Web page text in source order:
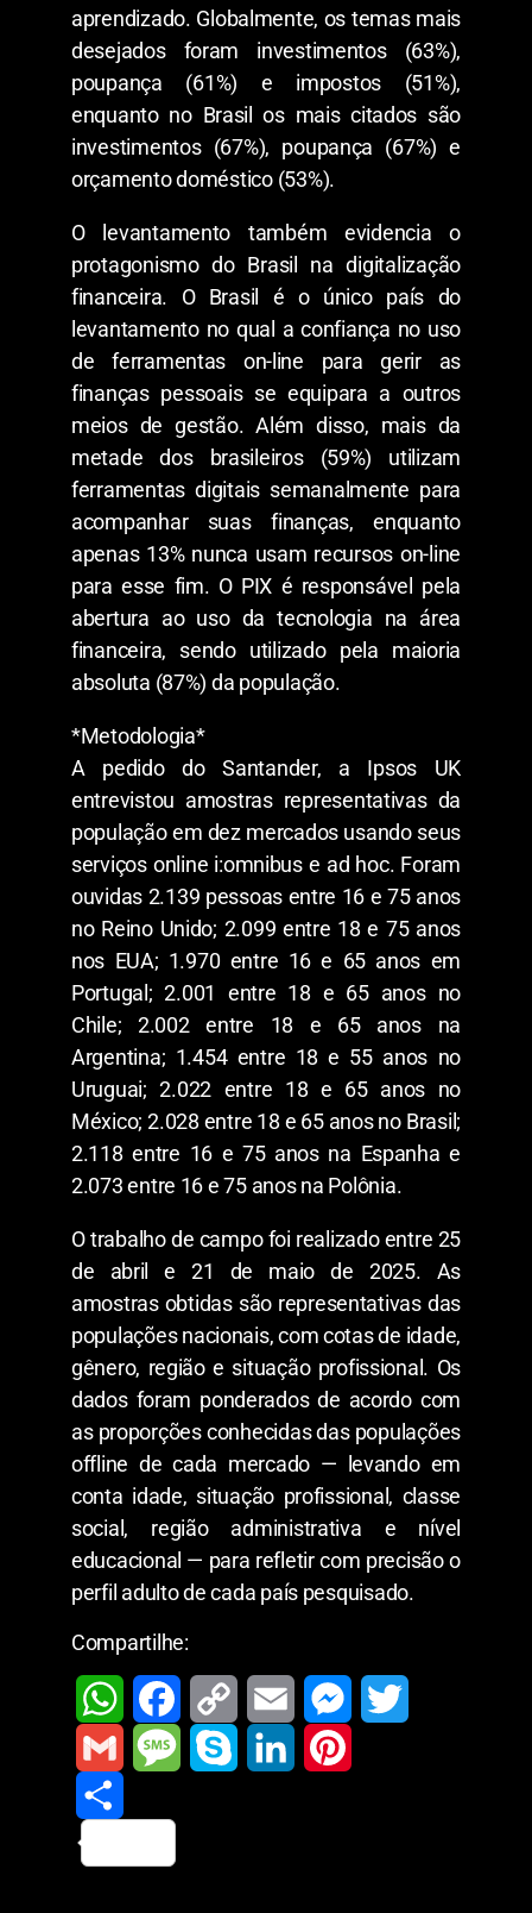
aprendizado. Globalmente, os temas mais
desejados foram investimentos (63%),
poupança (61%) e impostos (51%),
enquanto no Brasil os mais citados são
investimentos (67%), poupança (67%) e
orçamento doméstico (53%).
O levantamento também evidencia o
protagonismo do Brasil na digitalização
financeira. O Brasil é o único país do
levantamento no qual a confiança no uso
de ferramentas on-line para gerir as
finanças pessoais se equipara a outros
meios de gestão. Além disso, mais da
metade dos brasileiros (59%) utilizam
ferramentas digitais semanalmente para
acompanhar suas finanças, enquanto
apenas 13% nunca usam recursos on-line
para esse fim. O PIX é responsável pela
abertura ao uso da tecnologia na área
financeira, sendo utilizado pela maioria
absoluta (87%) da população.
*Metodologia*
A pedido do Santander, a Ipsos UK
entrevistou amostras representativas da
população em dez mercados usando seus
serviços online i:omnibus e ad hoc. Foram
ouvidas 2.139 pessoas entre 16 e 75 anos
no Reino Unido; 2.099 entre 18 e 75 anos
nos EUA; 1.970 entre 16 e 65 anos em
Portugal; 2.001 entre 18 e 65 anos no
Chile; 2.002 entre 18 e 65 anos na
Argentina; 1.454 entre 18 e 55 anos no
Uruguai; 2.022 entre 18 e 65 anos no
México; 2.028 entre 18 e 65 anos no Brasil;
2.118 entre 16 e 75 anos na Espanha e
2.073 entre 16 e 75 anos na Polônia.
O trabalho de campo foi realizado entre 25
de abril e 21 de maio de 2025. As
amostras obtidas são representativas das
populações nacionais, com cotas de idade,
gênero, região e situação profissional. Os
dados foram ponderados de acordo com
as proporções conhecidas das populações
offline de cada mercado — levando em
conta idade, situação profissional, classe
social, região administrativa e nível
educacional — para refletir com precisão o
perfil adulto de cada país pesquisado.
Compartilhe:
W
h
a
F C E M
G
mS